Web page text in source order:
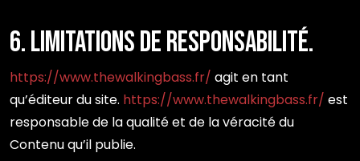
6. Limitations de responsabilité.
https://www.thewalkingbass.fr/ agit en tant
qu’éditeur du site. https://www.thewalkingbass.fr/ est
responsable de la qualité et de la véracité du
Contenu qu’il publie.